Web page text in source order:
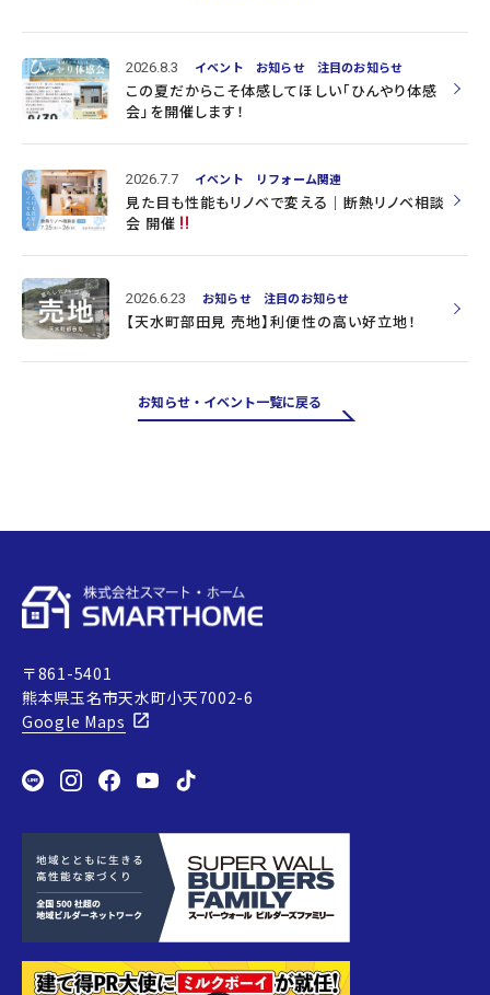
2026.8.3 イベント お知らせ 注目のお知らせ
この夏だからこそ体感してほしい「ひんやり体感
会」を開催します！
2026.7.7 イベント リフォーム関連
見た目も性能もリノベで変える｜断熱リノベ相談
会 開催
2026.6.23 お知らせ 注目のお知らせ
【天水町部田見 売地】利便性の高い好立地！
お知らせ・イベント一覧に戻る
〒861-5401
熊本県玉名市天水町小天7002-6
Google Maps